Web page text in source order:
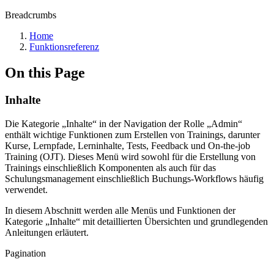
Breadcrumbs
Home
Funktionsreferenz
On this Page
Inhalte
Die Kategorie „Inhalte“ in der Navigation der Rolle „Admin“
enthält wichtige Funktionen zum Erstellen von Trainings, darunter
Kurse, Lernpfade, Lerninhalte, Tests, Feedback und On-the-job
Training (OJT). Dieses Menü wird sowohl für die Erstellung von
Trainings einschließlich Komponenten als auch für das
Schulungsmanagement einschließlich Buchungs-Workflows häufig
verwendet.
In diesem Abschnitt werden alle Menüs und Funktionen der
Kategorie „Inhalte“ mit detaillierten Übersichten und grundlegenden
Anleitungen erläutert.
Pagination